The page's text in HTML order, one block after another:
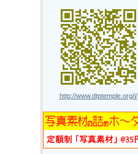
http://www.dtptemple.org/i/